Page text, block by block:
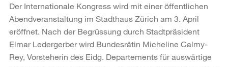
Der Internationale Kongress wird mit einer öffentlichen
Abendveranstaltung im Stadthaus Zürich am 3. April
eröffnet. Nach der Begrüssung durch Stadtpräsident
Elmar Ledergerber wird Bundesrätin Micheline Calmy-
Rey, Vorsteherin des Eidg. Departements für auswärtige